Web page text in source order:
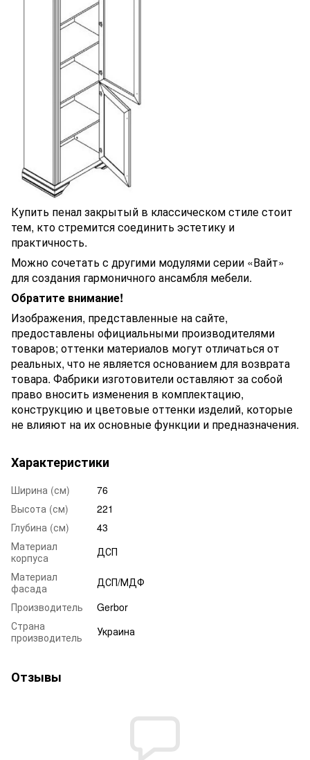
Купить пенал закрытый в классическом стиле стоит
тем, кто стремится соединить эстетику и
практичность.
Можно сочетать с другими модулями серии «Вайт»
для создания гармоничного ансамбля мебели.
Обратите внимание!
Изображения, представленные на сайте,
предоставлены официальными производителями
товаров; оттенки материалов могут отличаться от
реальных, что не является основанием для возврата
товара. Фабрики изготовители оставляют за собой
право вносить изменения в комплектацию,
конструкцию и цветовые оттенки изделий, которые
не влияют на их основные функции и предназначения.
Характеристики
Ширина (см)
76
Высота (см)
221
Глубина (см)
43
Материал
корпуса
ДСП
Материал
фасада
ДСП/МДФ
Производитель
Gerbor
Страна
производитель
Украина
Отзывы